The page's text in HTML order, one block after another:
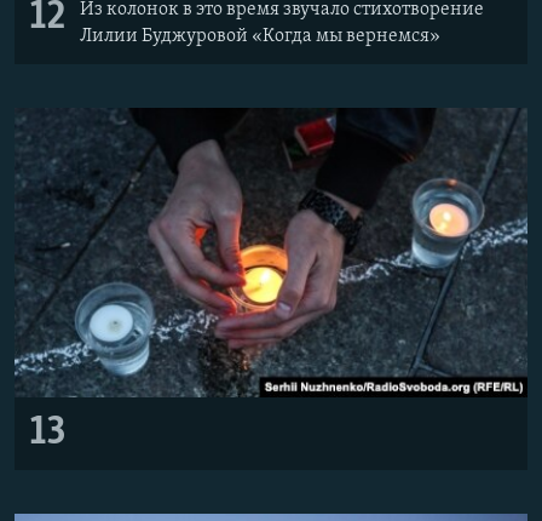
12
Из колонок в это время звучало стихотворение
Лилии Буджуровой «Когда мы вернемся»
13